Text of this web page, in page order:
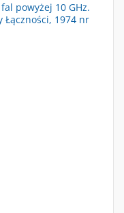
powyżej 10 GHz.
Łączności, 1974 nr